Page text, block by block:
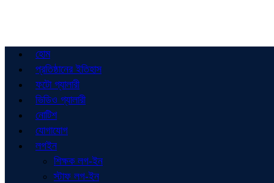
হোম
প্রতিষ্ঠানের ইতিহাস
ফটো গ্যালারী
ভিডিও গ্যালারী
নোটিশ
যোগাযোগ
লগইন
শিক্ষক লগ-ইন
স্টাফ লগ-ইন